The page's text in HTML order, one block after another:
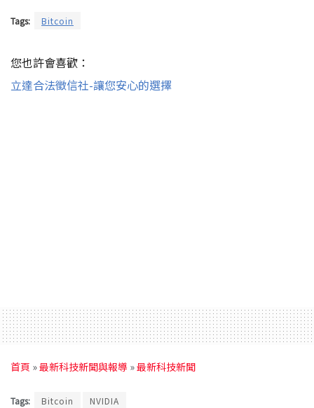
Tags: Bitcoin
您也許會喜歡：
立達合法徵信社-讓您安心的選擇
首頁 »最新科技新聞與報導 »最新科技新聞
Tags: Bitcoin NVIDIA